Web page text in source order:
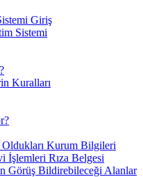
Giriş
Sistemi
Kuralları
Oldukları Kurum Bilgileri
İşlemleri Rıza Belgesi
Görüş Bildirebileceği Alanlar